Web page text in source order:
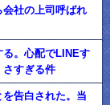
社の上司呼ばれ
る。心配でLINEす
すぎる件
告白された。当